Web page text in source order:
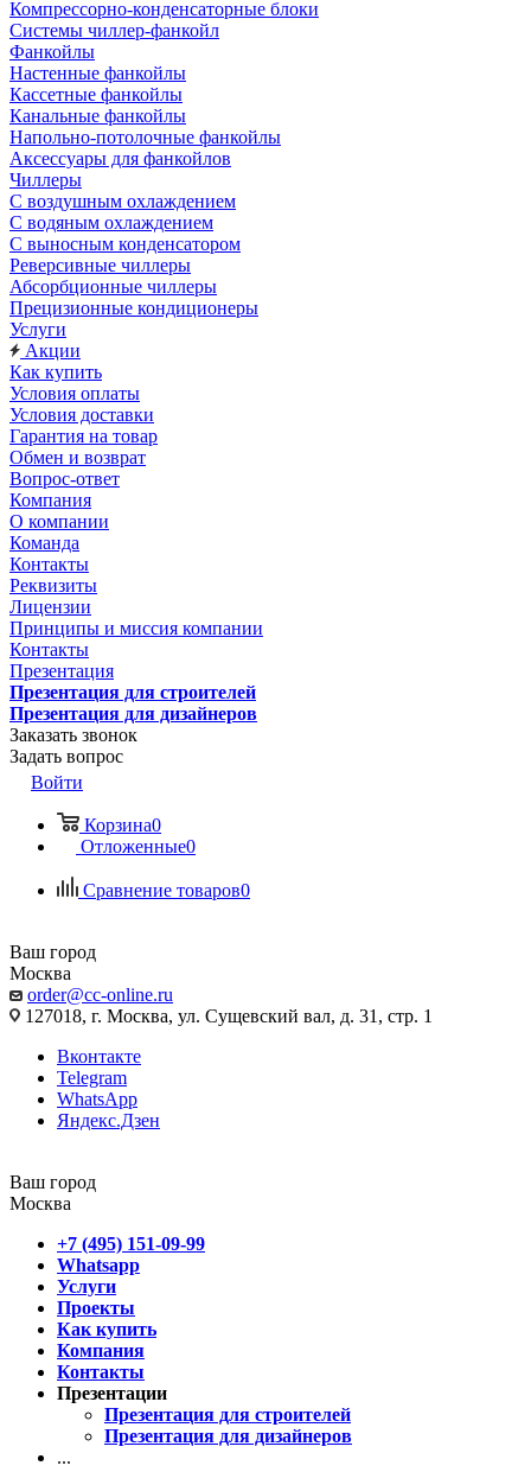
Компрессорно-конденсаторные блоки
Системы чиллер-фанкойл
Фанкойлы
Настенные фанкойлы
Кассетные фанкойлы
Канальные фанкойлы
Напольно-потолочные фанкойлы
Аксессуары для фанкойлов
Чиллеры
С воздушным охлаждением
С водяным охлаждением
С выносным конденсатором
Реверсивные чиллеры
Абсорбционные чиллеры
Прецизионные кондиционеры
Услуги
Акции
Как купить
Условия оплаты
Условия доставки
Гарантия на товар
Обмен и возврат
Вопрос-ответ
Компания
О компании
Команда
Контакты
Реквизиты
Лицензии
Принципы и миссия компании
Контакты
Презентация
Презентация для строителей
Презентация для дизайнеров
Заказать звонок
Задать вопрос
Войти
Корзина0
Отложенные0
Сравнение товаров0
Ваш город
Москва
order@cc-online.ru
127018, г. Москва, ул. Сущевский вал, д. 31, стр. 1
Вконтакте
Telegram
WhatsApp
Яндекс.Дзен
Ваш город
Москва
+7 (495) 151-09-99
Whatsapp
Услуги
Проекты
Как купить
Компания
Контакты
Презентации
Презентация для строителей
Презентация для дизайнеров
...